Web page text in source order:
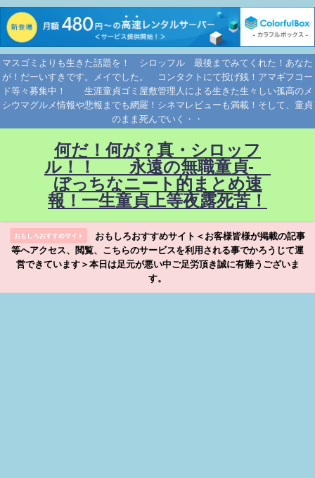
マスゴミよりも生きた話題を！ シロッフル 最後までみてくれた！あなた
が！だーいすきです。メイでした。 コンタクトにて投げ銭！アマギフコー
ド等々募集中！ 生涯童貞ゴミ屋敷管理人による生きた生々しい孤高のメ
シウマグルメ情報や悲報までも網羅！シネマレビューも満載！そして、童貞
のまま死んでいく・・
何だ！何が？真・シロッフ
ル！！ 永遠の無職童貞-
ぼっちなニート的まとめ速
報！一生童貞上等夜露死苦！
おもしろおすすめサイト
おもしろおすすめサイト＜お客様皆様が掲載の記事
等へアクセス、閲覧、こちらのサービスを利用される事でかろうじて運
営できています＞本日は足元が悪い中ご足労頂き誠に有難うございま
す。